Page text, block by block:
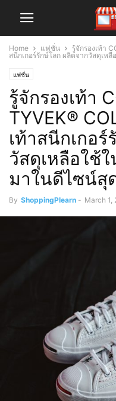
Home แฟชั่น
รู้จักรองเท้า
สนีกเกอร์รักษ์โลก ผลิตจากวัสดุเห
แฟชั่น
รู้จักรองเท้า
TYVEK®
เท้าสนีกเกอ
วัสดุเหลือใช้
มาในดีไซน์สุ
By ShoppingPlearn - March 1,